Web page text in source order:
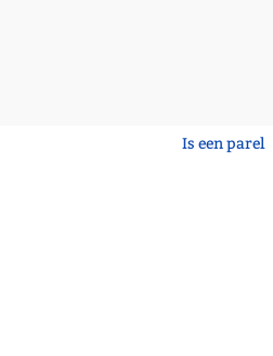
Is een parel